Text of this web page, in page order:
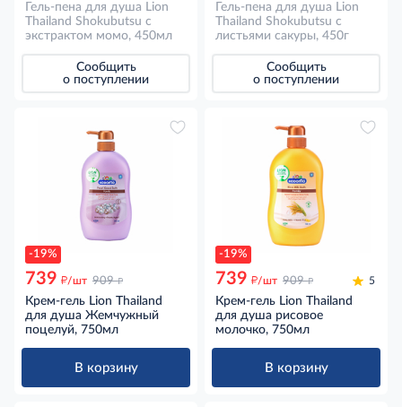
Гель-пена для душа Lion
Thailand Shokubutsu с
экстрактом момо, 450мл
Сообщить
о поступлении
Гель-пена для душа Lion
Thailand Shokubutsu с
листьями сакуры, 450г
Сообщить
о поступлении
-19%
739 д/шт 909 д
Крем-гель Lion Thailand
для душа Жемчужный
поцелуй, 750мл
В корзину
-19%
739 д/шт 909 д 5
Крем-гель Lion Thailand
для душа рисовое
молочко, 750мл
В корзину